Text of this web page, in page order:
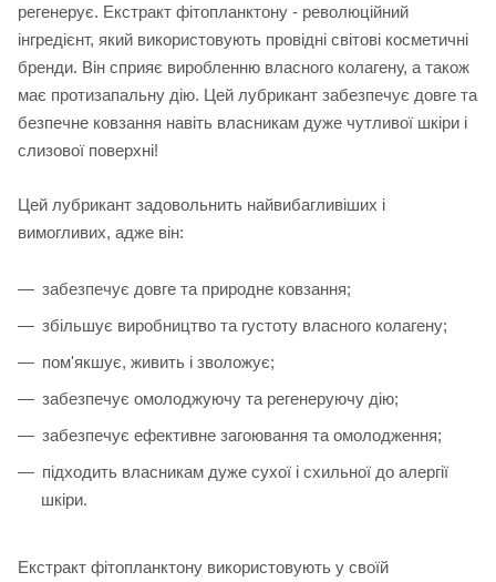
регенерує. Екстракт фітопланктону - революційний
інгредієнт, який використовують провідні світові косметичні
бренди. Він сприяє виробленню власного колагену, а також
має протизапальну дію. Цей лубрикант забезпечує довге та
безпечне ковзання навіть власникам дуже чутливої шкіри і
слизової поверхні!
Цей лубрикант задовольнить найвибагливіших і
вимогливих, адже він:
забезпечує довге та природне ковзання;
збільшує виробництво та густоту власного колагену;
пом'якшує, живить і зволожує;
забезпечує омолоджуючу та регенеруючу дію;
забезпечує ефективне загоювання та омолодження;
підходить власникам дуже сухої і схильної до алергії
шкіри.
Екстракт фітопланктону використовують у своїй